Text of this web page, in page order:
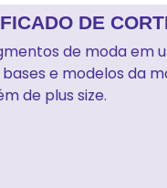
DE
de moda em
e modelos da
de plus size.